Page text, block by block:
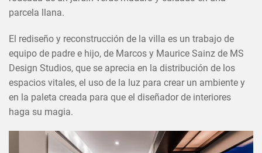
parcela llana.
El rediseño y reconstrucción de la villa es un trabajo de
equipo de padre e hijo, de Marcos y Maurice Sainz de MS
Design Studios, que se aprecia en la distribución de los
espacios vitales, el uso de la luz para crear un ambiente y
en la paleta creada para que el diseñador de interiores
haga su magia.